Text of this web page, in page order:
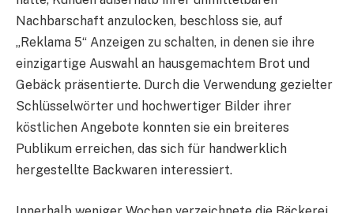
Nachbarschaft anzulocken, beschloss sie, auf
„Reklama 5“ Anzeigen zu schalten, in denen sie ihre
einzigartige Auswahl an hausgemachtem Brot und
Gebäck präsentierte. Durch die Verwendung gezielter
Schlüsselwörter und hochwertiger Bilder ihrer
köstlichen Angebote konnten sie ein breiteres
Publikum erreichen, das sich für handwerklich
hergestellte Backwaren interessiert.